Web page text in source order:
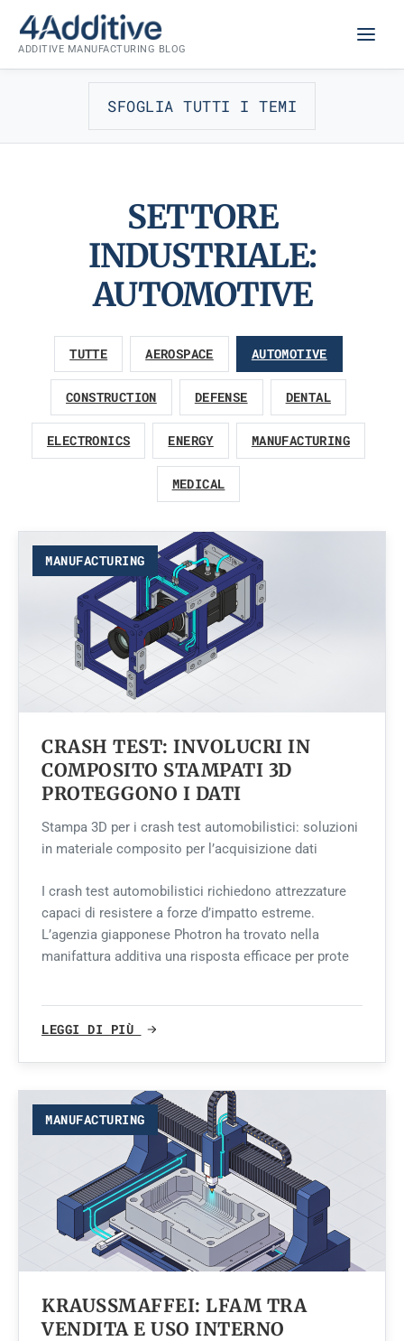
content
ADDITIVE MANUFACTURING BLOG
SFOGLIA TUTTI I TEMI
SETTORE
INDUSTRIALE:
AUTOMOTIVE
TUTTE AEROSPACE AUTOMOTIVE
CONSTRUCTION DEFENSE DENTAL
ELECTRONICS ENERGY MANUFACTURING
MEDICAL
MANUFACTURING
CRASH TEST: INVOLUCRI IN
COMPOSITO STAMPATI 3D
PROTEGGONO I DATI
Stampa 3D per i crash test automobilistici: soluzioni
in materiale composito per l’acquisizione dati
I crash test automobilistici richiedono attrezzature
capaci di resistere a forze d’impatto estreme.
L’agenzia giapponese Photron ha trovato nella
manifattura additiva una risposta efficace per prote
LEGGI DI PIÙ
MANUFACTURING
KRAUSSMAFFEI: LFAM TRA
VENDITA E USO INTERNO